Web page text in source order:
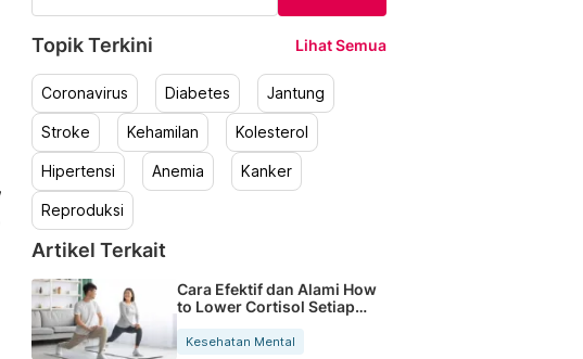
Topik Terkini Lihat Semua
Coronavirus Diabetes Jantung
Stroke Kehamilan Kolesterol
Hipertensi Anemia Kanker
Reproduksi
Artikel Terkait
Cara Efektif dan Alami How
to Lower Cortisol Setiap
Kesehatan Mental